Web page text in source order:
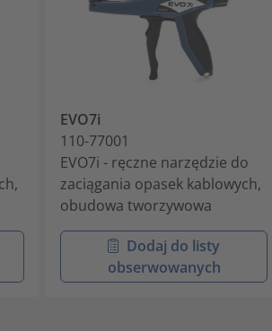
EVO7i
110-77001
EVO7i - ręczne narzędzie do
zaciągania opasek kablowych,
obudowa tworzywowa
Dodaj do listy
obserwowanych